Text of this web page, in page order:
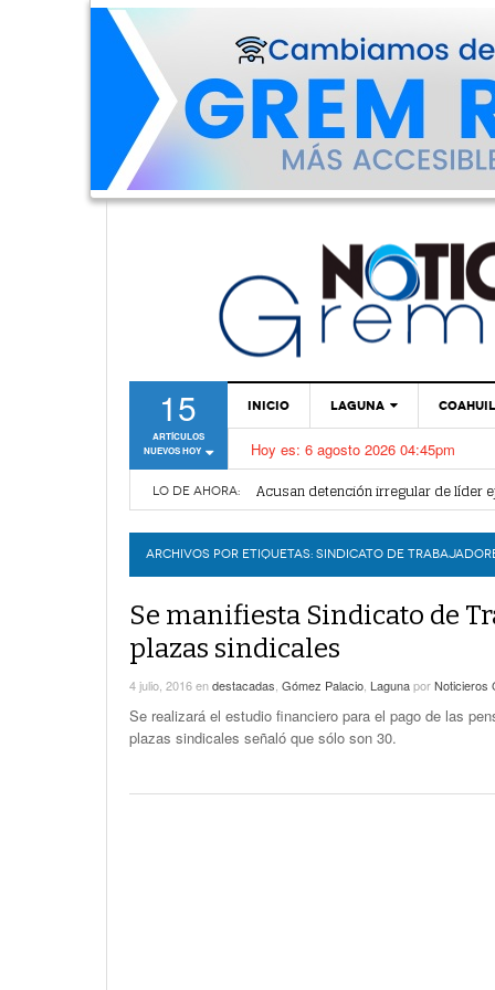
15
ARTÍCULOS
NUEVOS HOY
INICIO LAGUNA
TORREÓN
GÓMEZ PALACIO
Hoy es: 6 agosto 2026 04:45pm
LO DE AHORA:
Anuncian nuevo pozo de agua
Acusan detención irregular de líder
Lanzan convocatoria del concurso
Piden apoyo al Gobierno de
Expone CLIP preocupación por
ARCHIVOS POR ETIQUETAS: SINDICATO DE
Se manifiesta Sindicato de
plazas sindicales
4 julio, 2016endestacadas Gómez Palacio LagunaporNoticieros
Se realizará el estudio financiero para el pago de las
plazas sindicales señaló que sólo son 30.